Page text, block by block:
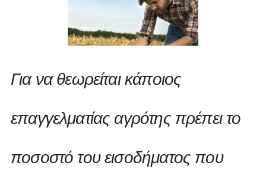
Για να θεωρείται κάποιος
επαγγελματίας αγρότης πρέπει το
ποσοστό του εισοδήματος που